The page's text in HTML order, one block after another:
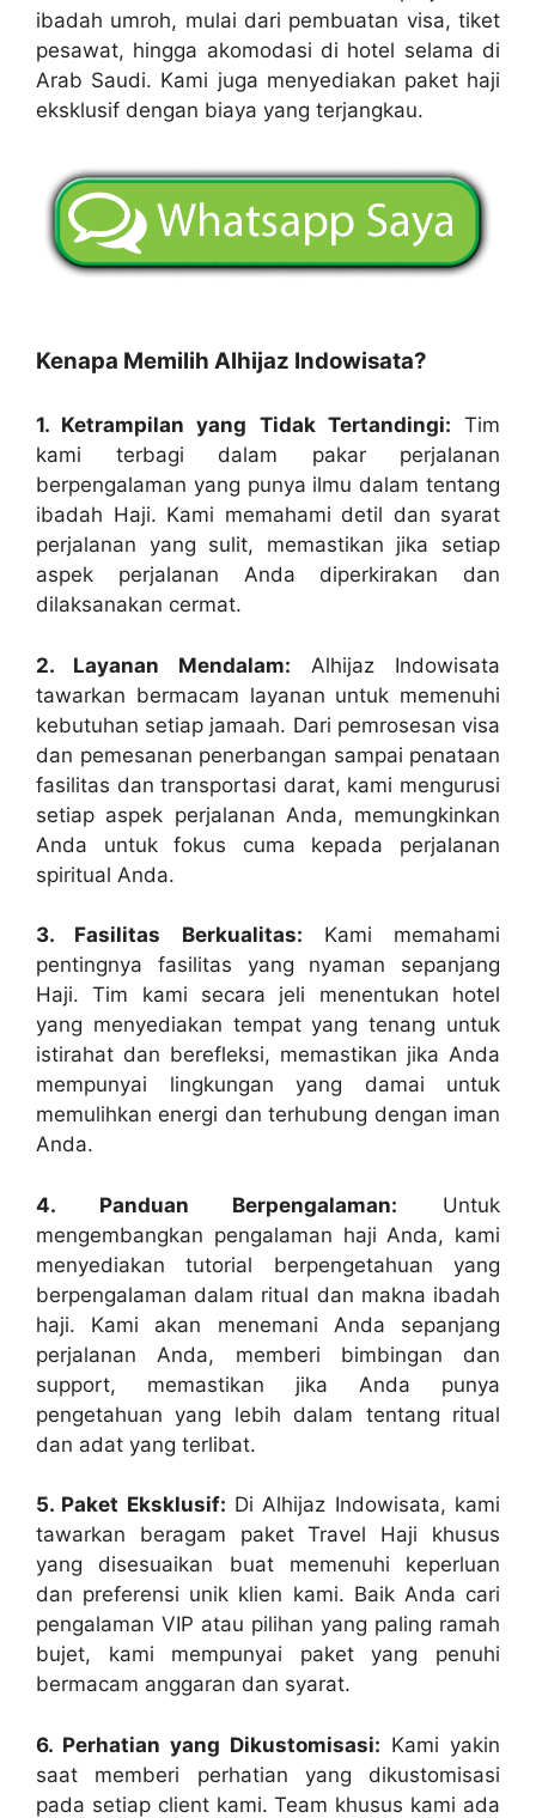
ibadah umroh, mulai dari pembuatan visa, tiket
pesawat, hingga akomodasi di hotel selama di
Arab Saudi. Kami juga menyediakan paket haji
eksklusif dengan biaya yang terjangkau.
Kenapa Memilih Alhijaz Indowisata?
1. Ketrampilan yang Tidak Tertandingi: Tim
kami terbagi dalam pakar perjalanan
berpengalaman yang punya ilmu dalam tentang
ibadah Haji. Kami memahami detil dan syarat
perjalanan yang sulit, memastikan jika setiap
aspek perjalanan Anda diperkirakan dan
dilaksanakan cermat.
2. Layanan Mendalam: Alhijaz Indowisata
tawarkan bermacam layanan untuk memenuhi
kebutuhan setiap jamaah. Dari pemrosesan visa
dan pemesanan penerbangan sampai penataan
fasilitas dan transportasi darat, kami mengurusi
setiap aspek perjalanan Anda, memungkinkan
Anda untuk fokus cuma kepada perjalanan
spiritual Anda.
3. Fasilitas Berkualitas: Kami memahami
pentingnya fasilitas yang nyaman sepanjang
Haji. Tim kami secara jeli menentukan hotel
yang menyediakan tempat yang tenang untuk
istirahat dan berefleksi, memastikan jika Anda
mempunyai lingkungan yang damai untuk
memulihkan energi dan terhubung dengan iman
Anda.
4. Panduan Berpengalaman: Untuk
mengembangkan pengalaman haji Anda, kami
menyediakan tutorial berpengetahuan yang
berpengalaman dalam ritual dan makna ibadah
haji. Kami akan menemani Anda sepanjang
perjalanan Anda, memberi bimbingan dan
support, memastikan jika Anda punya
pengetahuan yang lebih dalam tentang ritual
dan adat yang terlibat.
5. Paket Eksklusif: Di Alhijaz Indowisata, kami
tawarkan beragam paket Travel Haji khusus
yang disesuaikan buat memenuhi keperluan
dan preferensi unik klien kami. Baik Anda cari
pengalaman VIP atau pilihan yang paling ramah
bujet, kami mempunyai paket yang penuhi
bermacam anggaran dan syarat.
6. Perhatian yang Dikustomisasi: Kami yakin
saat memberi perhatian yang dikustomisasi
pada setiap client kami. Team khusus kami ada